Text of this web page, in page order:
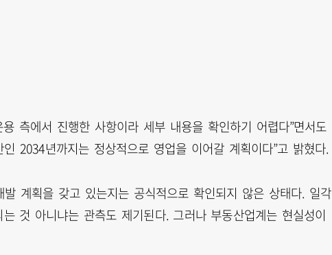
측에서 진행한 사항이라 세부 내용을 확인하기 어렵다”면서도
2034년까지는 정상적으로 영업을 이어갈 계획이다”고 밝혔다.
계획을 갖고 있는지는 공식적으로 확인되지 않은 상태다. 일각
것 아니냐는 관측도 제기된다. 그러나 부동산업계는 현실성이